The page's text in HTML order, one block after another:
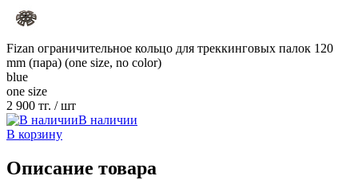
Fizan ограничительное кольцо для треккинговых палок 120
mm (пара) (one size, no color)
blue
one size
2 900 тг. / шт
В наличии
В корзину
Описание товара